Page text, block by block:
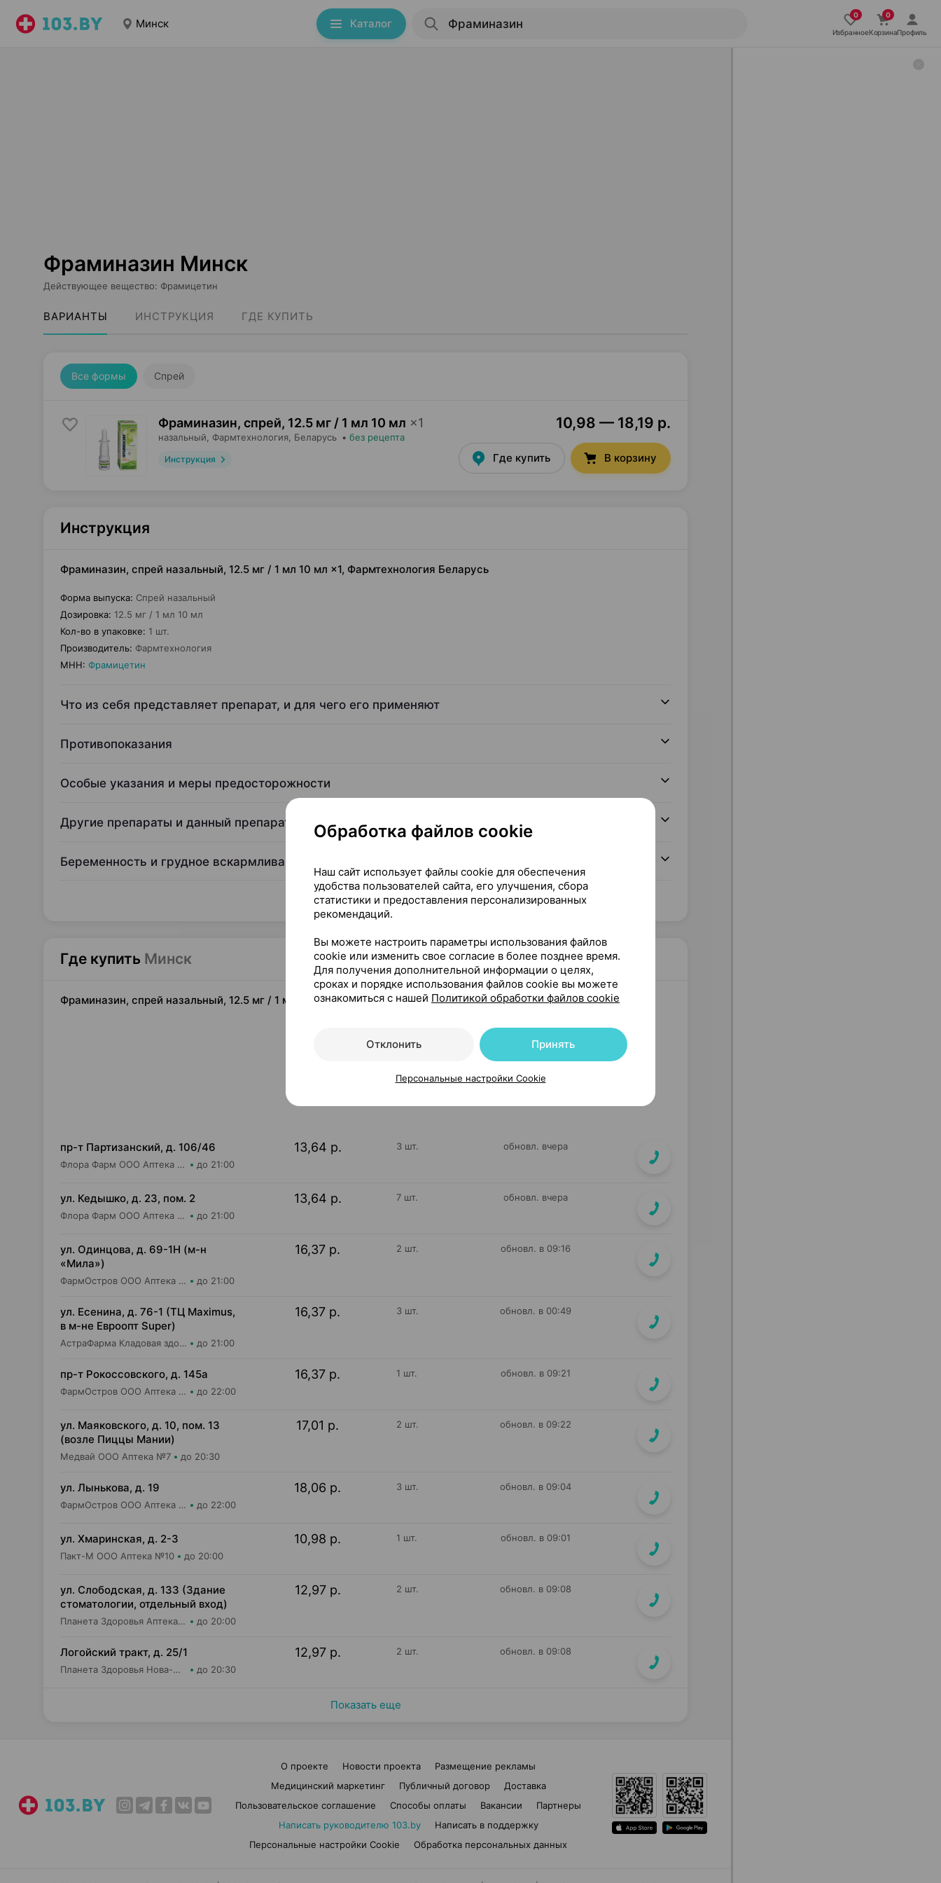
Минск Каталог
ИзбранноеКорзинаПрофиль
Фраминазин Минск
Действующее вещество: Фрамицетин
ВАРИАНТЫ ИНСТРУКЦИЯ ГДЕ КУПИТЬ
Все формы Спрей
Фраминазин, спрей, 12.5 мг / 1 мл 10 мл ×1
назальный, Фармтехнология , Беларусь • без рецепта
Инструкция
10,98 — 18,19 р.
Где купить В корзину
Инструкция
Фраминазин, спрей назальный, 12.5 мг / 1 мл 10 мл ×1, Фармтехнология Беларусь
Форма выпуска: Спрей назальный
Дозировка: 12.5 мг / 1 мл 10 мл
Кол-во в упаковке: 1 шт.
Производитель: Фармтехнология
МНН: Фрамицетин
Что из себя представляет препарат, и для чего его применяют
Противопоказания
Особые указания и меры предосторожности
Другие препараты и данный препарат
Беременность и грудное вскармливание
Читать полностью
Где купить Минск
Фраминазин, спрей назальный, 12.5 мг / 1 мл 10 мл ×1, Фармтехнология Беларусь
пр-т Партизанский, д. 106/46
Флора Фарм ООО Аптека №20 до 21:00
13,64 р. 3 шт. обновл. вчера
ул. Кедышко, д. 23, пом. 2
Флора Фарм ООО Аптека №21 до 21:00
13,64 р. 7 шт. обновл. вчера
ул. Одинцова, д. 69-1Н (м-н
«Мила»)
ФармОстров ООО Аптека №16 на Одинцова до 21:00
16,37 р. 2 шт. обновл. в 09:16
ул. Есенина, д. 76-1 (ТЦ Maximus,
в м-не Евроопт Super)
АстраФарма Кладовая здоровья ООО Аптека №9 до 21:00
16,37 р. 3 шт. обновл. в 00:49
пр-т Рокоссовского, д. 145а
ФармОстров ООО Аптека №9 на Рокоссовского до 22:00
16,37 р. 1 шт. обновл. в 09:21
ул. Маяковского, д. 10, пом. 13
(возле Пиццы Мании)
Медвай ООО Аптека №7 до 20:30
17,01 р. 2 шт. обновл. в 09:22
ул. Лынькова, д. 19
ФармОстров ООО Аптека №7 на Лынькова до 22:00
18,06 р. 3 шт. обновл. в 09:04
ул. Хмаринская, д. 2-3
Пакт-М ООО Аптека №10 до 20:00
10,98 р. 1 шт. обновл. в 09:01
ул. Слободская, д. 133 (Здание
стоматологии, отдельный вход)
Планета Здоровья Аптека №28 ООО Аптека №5 до 20:00
12,97 р. 2 шт. обновл. в 09:08
Логойский тракт, д. 25/1
Планета Здоровья Нова-Фарм ООО Аптека №1 до 20:30
12,97 р. 2 шт. обновл. в 09:08
Показать еще
О проекте Новости проекта
Размещение рекламы
Медицинский маркетинг
Публичный договор
Доставка
Пользовательское соглашение
Способы оплаты Вакансии
Партнеры
Написать руководителю 103.by
Написать в поддержку
Персональные настройки Cookie
Обработка персональных данных
Обработка файлов cookie
Наш сайт использует файлы cookie для обеспечения
удобства пользователей сайта, его улучшения, сбора
статистики и предоставления персонализированных
рекомендаций.
Вы можете настроить параметры использования файлов
cookie или изменить свое согласие в более позднее время.
Для получения дополнительной информации о целях,
сроках и порядке использования файлов cookie вы можете
ознакомиться с нашей Политикой обработки файлов cookie
Отклонить Принять
Персональные настройки Cookie